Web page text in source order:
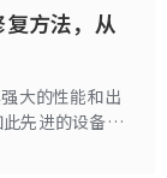
方法，从
大的性能和出
先进的设备，